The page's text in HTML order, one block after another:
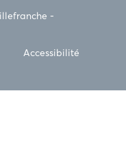
-
Accessibilité